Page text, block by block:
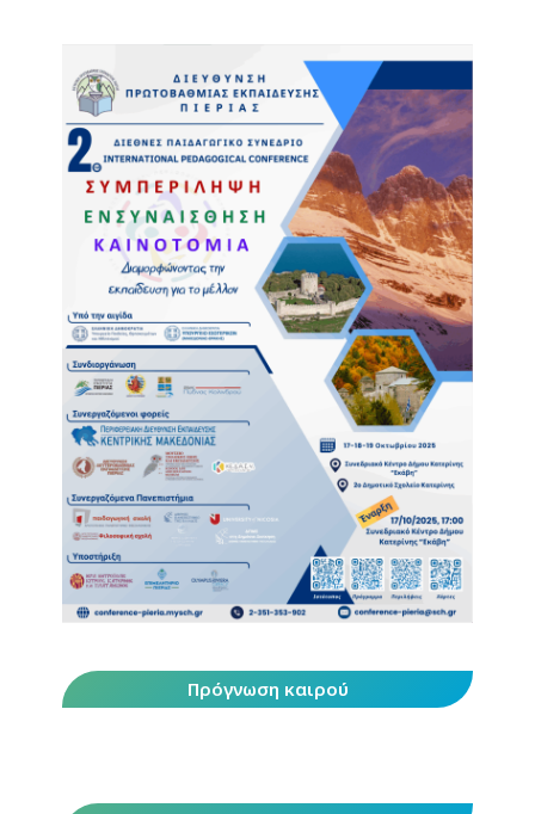
Πρόγνωση καιρού